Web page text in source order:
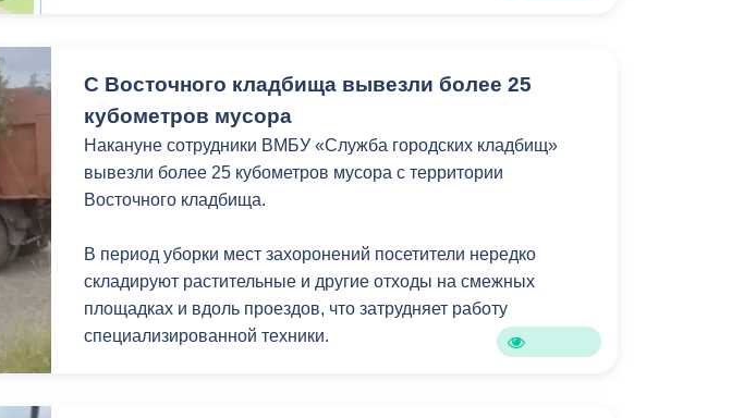
Выборы 2026
С Восточного кладбища вывезли более 25
кубометров мусора
Накануне сотрудники ВМБУ «Служба городских кладбищ»
вывезли более 25 кубометров мусора с территории
Восточного кладбища.
В период уборки мест захоронений посетители нередко
складируют растительные и другие отходы на смежных
площадках и вдоль проездов, что затрудняет работу
специализированной техники.